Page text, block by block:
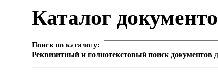
Каталог
Поиск по каталогу:
Реквизитный и полнотекстовый поиск документов